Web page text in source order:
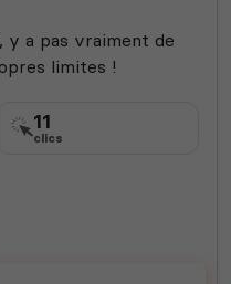
a pas vraiment de
limites !
11
clics